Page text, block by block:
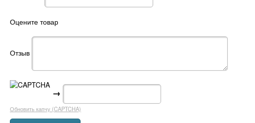
Оцените товар
Отзыв
→
Обновить капчу (CAPTCHA)